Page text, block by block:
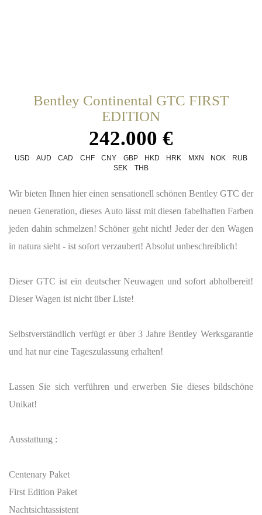
Bentley Continental GTC FIRST
EDITION
242.000 €
USD AUD CAD CHF CNY GBP HKD HRK MXN NOK
RUB
SEK
THB
Wir bieten Ihnen hier einen sensationell schönen Bentley GTC der
neuen Generation, dieses Auto lässt mit diesen fabelhaften Farben
jeden dahin schmelzen! Schöner geht nicht! Jeder der den Wagen
in natura sieht - ist sofort verzaubert! Absolut unbeschreiblich!
Dieser GTC ist ein deutscher Neuwagen und sofort abholbereit!
Dieser Wagen ist nicht über Liste!
Selbstverständlich verfügt er über 3 Jahre Bentley Werksgarantie
und hat nur eine Tageszulassung erhalten!
Lassen Sie sich verführen und erwerben Sie dieses bildschöne
Unikat!
Ausstattung :
Centenary Paket
First Edition Paket
Nachtsichtassistent